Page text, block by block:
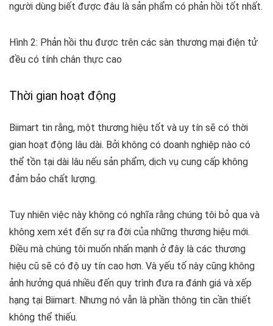
người dùng biết được đâu là sản phẩm có phản hồi tốt nhất.
Hình 2: Phản hồi thu được trên các sàn thương mại điện tử
đều có tính chân thực cao
Thời gian hoạt động
Biimart tin rằng, một thương hiệu tốt và uy tín sẽ có thời
gian hoạt động lâu dài. Bởi không có doanh nghiệp nào có
thể tồn tại dài lâu nếu sản phẩm, dịch vụ cung cấp không
đảm bảo chất lượng.
Tuy nhiên việc này không có nghĩa rằng chúng tôi bỏ qua và
không xem xét đến sự ra đời của những thương hiệu mới.
Điều mà chúng tôi muốn nhấn mạnh ở đây là các thương
hiệu cũ sẽ có độ uy tín cao hơn. Và yếu tố này cũng không
ảnh hưởng quá nhiều đến quy trình đưa ra đánh giá và xếp
hạng tại Biimart. Nhưng nó vẫn là phần thông tin cần thiết
không thể thiếu.